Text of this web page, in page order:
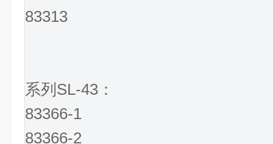
83313
系列SL-43：
83366-1
83366-2